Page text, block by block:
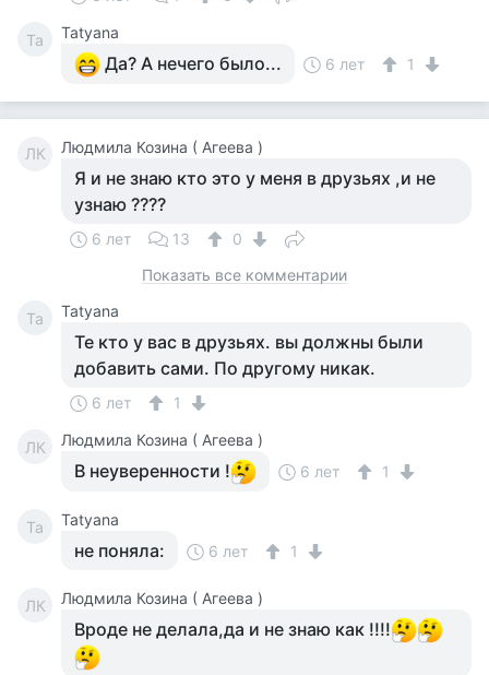
Ta Tatyana
Да? А нечего было... 6 лет 1
ЛК Людмила Козина ( Агеева )
Я и не знаю кто это у меня в друзьях ,и не
узнаю ????
6 лет 13
0
Показать все комментарии
Ta Tatyana
Те кто у вас в друзьях. вы должны были
добавить сами. По другому никак.
6 лет 1
ЛК Людмила Козина ( Агеева )
В неуверенности ! 6 лет 1
Ta Tatyana
не поняла: 6 лет 1
ЛК Людмила Козина ( Агеева )
Вроде не делала,да и не знаю как !!!!